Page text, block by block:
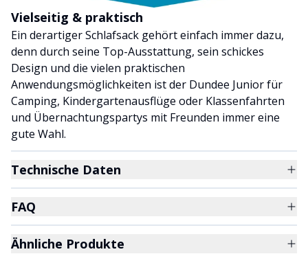
Vielseitig & praktisch
Ein derartiger Schlafsack gehört einfach immer dazu,
denn durch seine Top-Ausstattung, sein schickes
Design und die vielen praktischen
Anwendungsmöglichkeiten ist der Dundee Junior für
Camping, Kindergartenausflüge oder Klassenfahrten
und Übernachtungspartys mit Freunden immer eine
gute Wahl.
Technische Daten
FAQ
Ähnliche Produkte